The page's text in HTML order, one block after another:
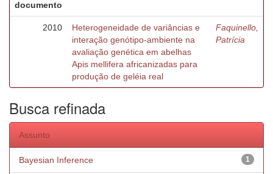
documento
2010
Heterogeneidade de variâncias e
interação genótipo-ambiente na
avaliação genética em abelhas
Apis mellifera africanizadas para
produção de geléia real
Faquinello,
Patrícia
Busca refinada
Assunto
1
Bayesian Inference